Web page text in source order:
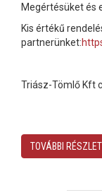
Megértésüket és
Kis értékű
partnerünket:
Triász-Tömlő Kft
TOVÁBBI